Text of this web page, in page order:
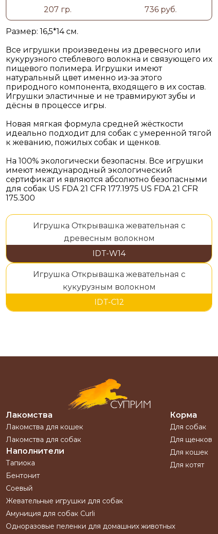
207 гр. 736 руб.
Размер: 16,5*14 см.
Все игрушки произведены из древесного или
кукурузного стеблевого волокна и связующего их
пищевого полимера. Игрушки имеют
натуральный цвет именно из-за этого
природного компонента, входящего в их состав.
Игрушки эластичные и не травмируют зубы и
дёсны в процессе игры.
Новая мягкая формула средней жёсткости
идеально подходит для собак с умеренной тягой
к жеванию, пожилых собак и щенков.
На 100% экологически безопасны. Все игрушки
имеют международный экологический
сертификат и являются абсолютно безопасными
для собак US FDA 21 CFR 177.1975 US FDA 21 CFR
175.300
Игрушка Открывашка жевательная с
древесным волокном
IDT-W14
Игрушка Открывашка жевательная с
кукурузным волокном
IDT-C12
Лакомства
Лакомства для кошек
Лакомства для собак
Наполнители
Тапиока
Бентонит
Соевый
Корма
Для собак
Для щенков
Для кошек
Для котят
Жевательные игрушки для собак
Амуниция для собак Curli
Одноразовые пеленки для домашних животных